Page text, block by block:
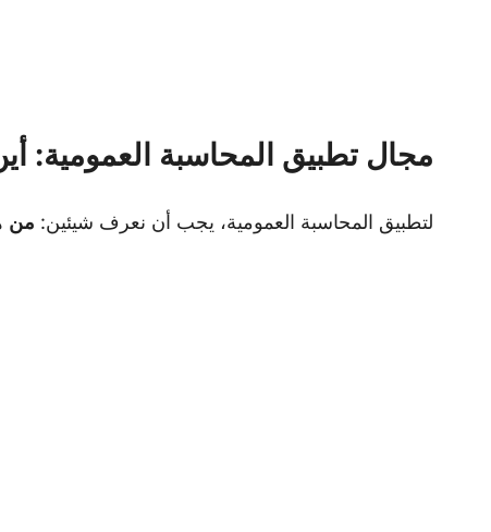
مجال تطبيق المحاسبة العمومية:
لتطبيق المحاسبة العمومية، يجب أن نعرف شيئين: من